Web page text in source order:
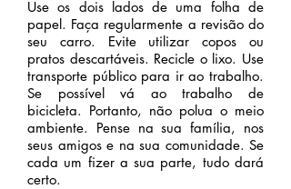
Use os dois lados de uma folha de
papel. Faça regularmente a revisão do
seu carro. Evite utilizar copos ou
pratos descartáveis. Recicle o lixo. Use
transporte público para ir ao trabalho.
Se possível vá ao trabalho de
bicicleta. Portanto, não polua o meio
ambiente. Pense na sua família, nos
seus amigos e na sua comunidade. Se
cada um fizer a sua parte, tudo dará
certo.